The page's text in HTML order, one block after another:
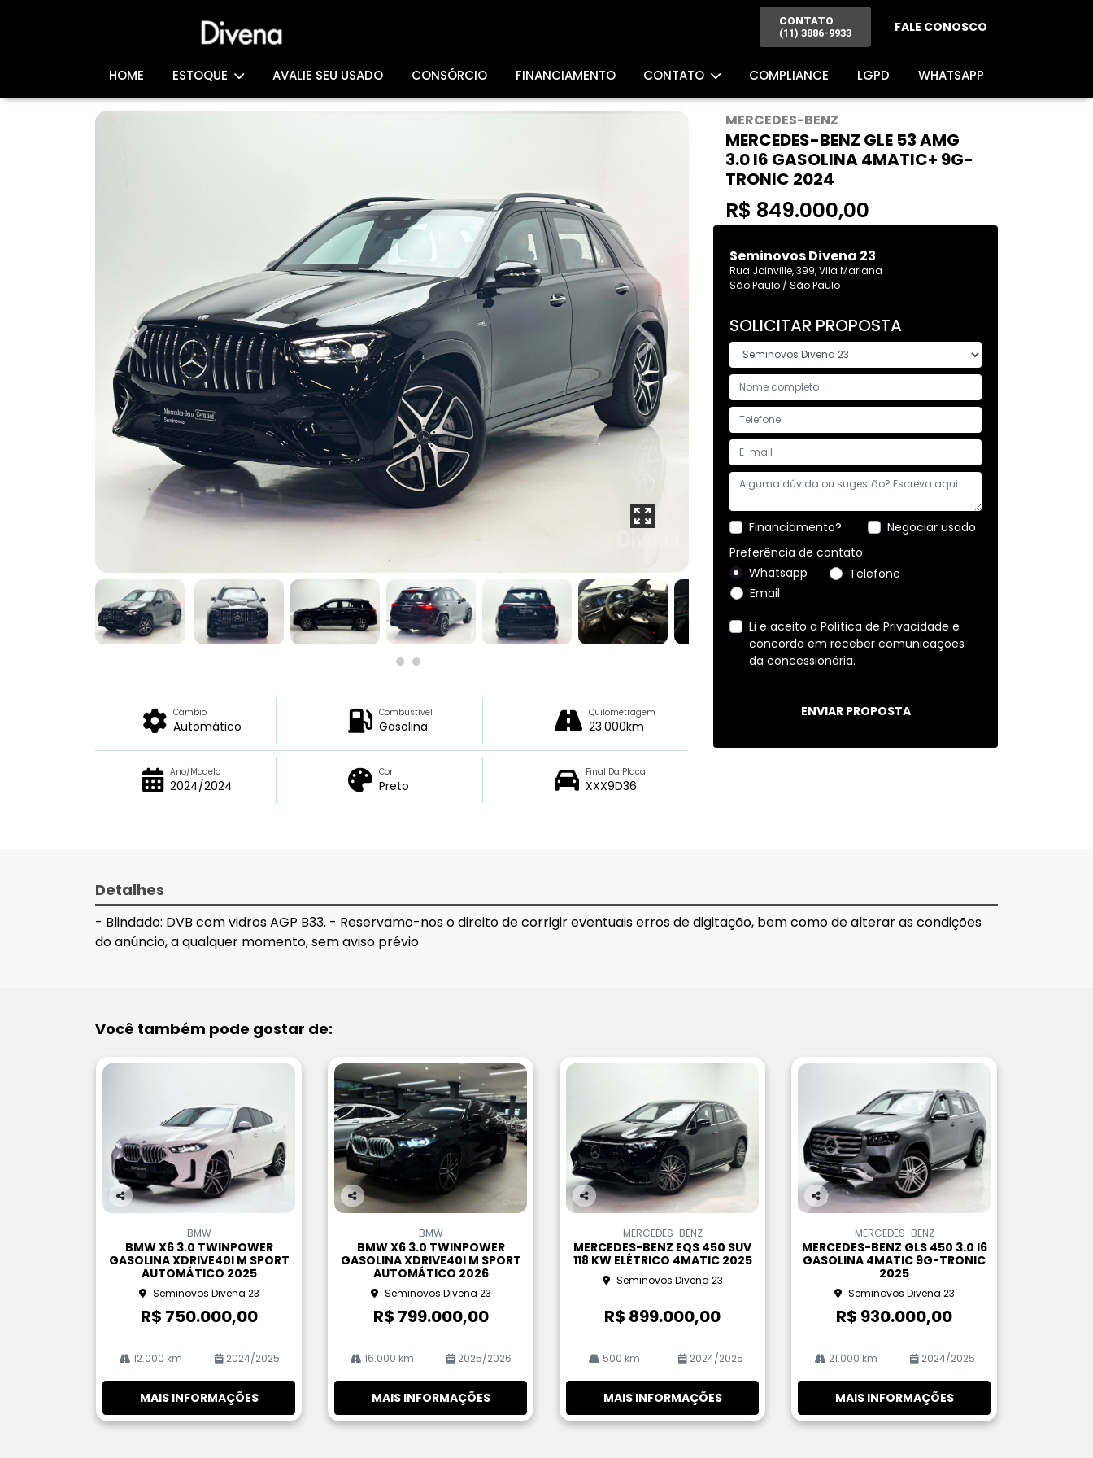
CONTATO
(11) 3886-9933
FALE CONOSCO
HOME ESTOQUE AVALIE SEU USADO CONSÓRCIO FINANCIAMENTO CONTATO COMPLIANCE LGPD WHATSAPP
MERCEDES-BENZ
MERCEDES-BENZ GLE 53 AMG
3.0 I6 GASOLINA 4MATIC+ 9G-
TRONIC 2024
R$ 849.000,00
Seminovos Divena 23
Rua Joinville, 399, Vila Mariana
São Paulo / São Paulo
SOLICITAR PROPOSTA
Financiamento?
Negociar usado
Preferência de contato:
Whatsapp
Telefone
Email
Li e aceito a Política de Privacidade e
concordo em receber comunicações
da concessionária.
ENVIAR PROPOSTA
Previous Next
Câmbio
Automático
Combustível
Gasolina
Quilometragem
23.000km
Ano/Modelo
2024/2024
Cor
Preto
Final Da Placa
XXX9D36
Detalhes
- Blindado: DVB com vidros AGP B33. - Reservamo-nos o direito de corrigir eventuais erros de digitação, bem como de alterar as condições
do anúncio, a qualquer momento, sem aviso prévio
Você também pode gostar de:
Co
pa
rtil
he
BMW
BMW X6 3.0 TWINPOWER
GASOLINA XDRIVE40I M SPORT
AUTOMÁTICO 2025
Seminovos Divena 23
R$ 750.000,00
12.000 km 2024/2025
MAIS INFORMAÇÕES
Co
pa
rtil
he
BMW
BMW X6 3.0 TWINPOWER
GASOLINA XDRIVE40I M SPORT
AUTOMÁTICO 2026
Seminovos Divena 23
R$ 799.000,00
16.000 km 2025/2026
MAIS INFORMAÇÕES
Co
pa
rtil
he
MERCEDES-BENZ
MERCEDES-BENZ EQS 450 SUV
118 KW ELÉTRICO 4MATIC 2025
Seminovos Divena 23
R$ 899.000,00
500 km 2024/2025
MAIS INFORMAÇÕES
Co
pa
rtil
he
MERCEDES-BENZ
MERCEDES-BENZ GLS 450 3.0 I6
GASOLINA 4MATIC 9G-TRONIC
2025
Seminovos Divena 23
R$ 930.000,00
21.000 km 2024/2025
MAIS INFORMAÇÕES